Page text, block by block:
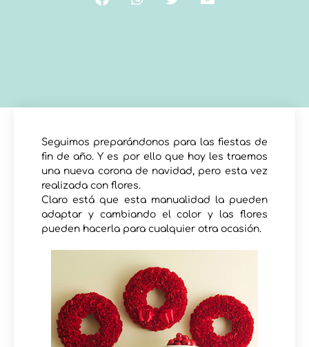
Seguimos preparándonos para las fiestas de
fin de año. Y es por ello que hoy les traemos
una nueva corona de navidad, pero esta vez
realizada con flores.
Claro está que esta manualidad la pueden
adaptar y cambiando el color y las flores
pueden hacerla para cualquier otra ocasión.